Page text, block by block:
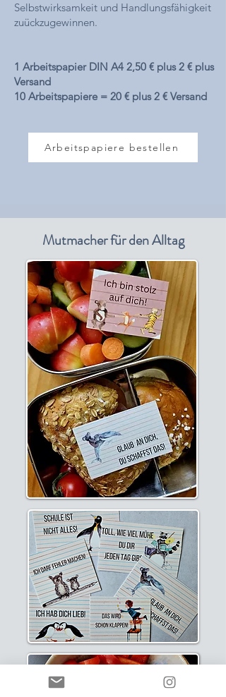
Selbstwirksamkeit und Handlungsfähigkeit
zuückzugewinnen.
1 Arbeitspapier DIN A4 2,50 € plus2 € plus
Versand
10 Arbeitspapiere = 20 € plus 2 € Versand
Arbeitspapiere bestellen
Mutmacher für den Alltag